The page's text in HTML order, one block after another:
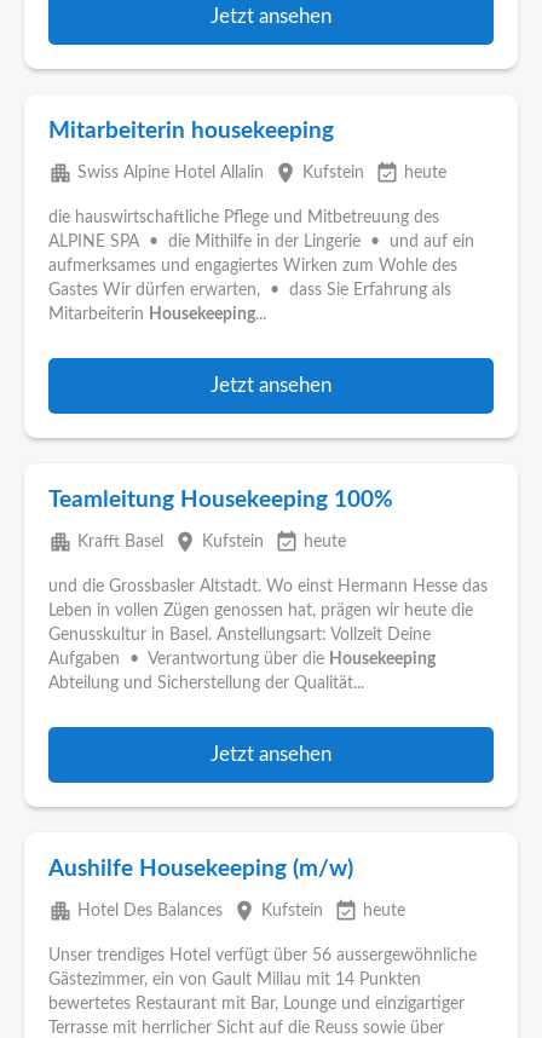
Jetzt ansehen
Mitarbeiterin housekeeping
apartment Swiss Alpine Hotel Allalin place Kufstein event_available heute
die hauswirtschaftliche Pflege und Mitbetreuung des
ALPINE SPA • die Mithilfe in der Lingerie • und auf ein
aufmerksames und engagiertes Wirken zum Wohle des
Gastes Wir dürfen erwarten, • dass Sie Erfahrung als
Mitarbeiterin Housekeeping...
Jetzt ansehen
Teamleitung Housekeeping 100%
apartment Krafft Basel place Kufstein event_available heute
und die Grossbasler Altstadt. Wo einst Hermann Hesse das
Leben in vollen Zügen genossen hat, prägen wir heute die
Genusskultur in Basel. Anstellungsart: Vollzeit Deine
Aufgaben • Verantwortung über die Housekeeping
Abteilung und Sicherstellung der Qualität...
Jetzt ansehen
Aushilfe Housekeeping (m/w)
apartment Hotel Des Balances place Kufstein event_available heute
Unser trendiges Hotel verfügt über 56 aussergewöhnliche
Gästezimmer, ein von Gault Millau mit 14 Punkten
bewertetes Restaurant mit Bar, Lounge und einzigartiger
Terrasse mit herrlicher Sicht auf die Reuss sowie über